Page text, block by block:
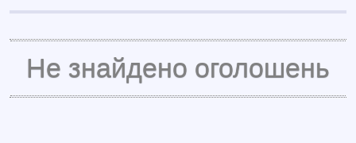
Не знайдено оголошень